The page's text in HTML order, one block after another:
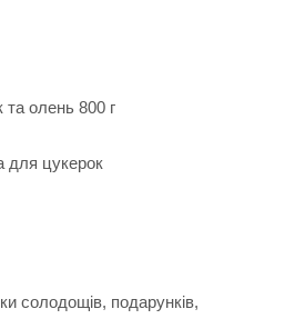
та олень 800 г
для цукерок
солодощів, подарунків,